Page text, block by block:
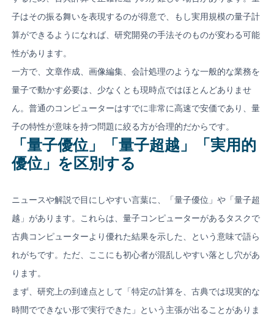
子はその振る舞いを表現するのが得意で、もし実用規模の量子計
算ができるようになれば、研究開発の手法そのものが変わる可能
性があります。
一方で、文章作成、画像編集、会計処理のような一般的な業務を
量子で動かす必要は、少なくとも現時点ではほとんどありませ
ん。普通のコンピューターはすでに非常に高速で安価であり、量
子の特性が意味を持つ問題に絞る方が合理的だからです。
「量子優位」「量子超越」「実用的
優位」を区別する
ニュースや解説で目にしやすい言葉に、「量子優位」や「量子超
越」があります。これらは、量子コンピューターがあるタスクで
古典コンピューターより優れた結果を示した、という意味で語ら
れがちです。ただ、ここにも初心者が混乱しやすい落とし穴があ
ります。
まず、研究上の到達点として「特定の計算を、古典では現実的な
時間でできない形で実行できた」という主張が出ることがありま